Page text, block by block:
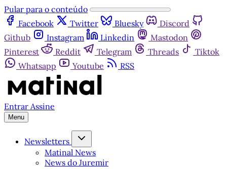
Pular para o conteúdo
Facebook
Twitter Bluesky
Discord
Github
Instagram Linkedin
Mastodon
Pinterest
Reddit Telegram Threads
Tiktok
Whatsapp
Youtube RSS
Entrar Assine
Menu
Newsletters
Matinal News
News do Juremir